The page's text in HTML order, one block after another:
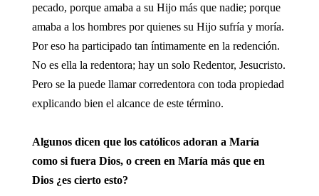
pecado, porque amaba a su Hijo más que nadie; porque
amaba a los hombres por quienes su Hijo sufría y moría.
Por eso ha participado tan íntimamente en la redención.
No es ella la redentora; hay un solo Redentor, Jesucristo.
Pero se la puede llamar corredentora con toda propiedad
explicando bien el alcance de este término.
Algunos dicen que los católicos adoran a María
como si fuera Dios, o creen en María más que en
Dios ¿es cierto esto?